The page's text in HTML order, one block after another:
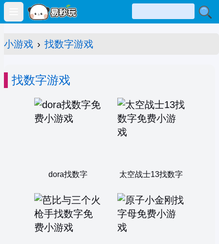
Open main menu
小游戏 › 找数字游戏
找数字游戏
dora找数字 太空战士13找数字